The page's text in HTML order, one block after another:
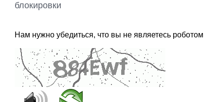
блокировки
Нам нужно убедиться, что вы не являетесь роботом